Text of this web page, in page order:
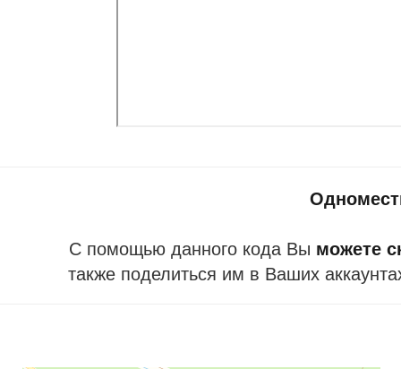
С помощью данного кода Вы можете
также поделиться им в Ваших